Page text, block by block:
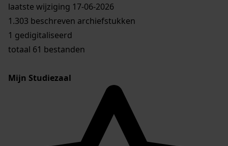
laatste wijziging 17-06-2026
1.303 beschreven archiefstukken
1 gedigitaliseerd
totaal 61 bestanden
Mijn Studiezaal